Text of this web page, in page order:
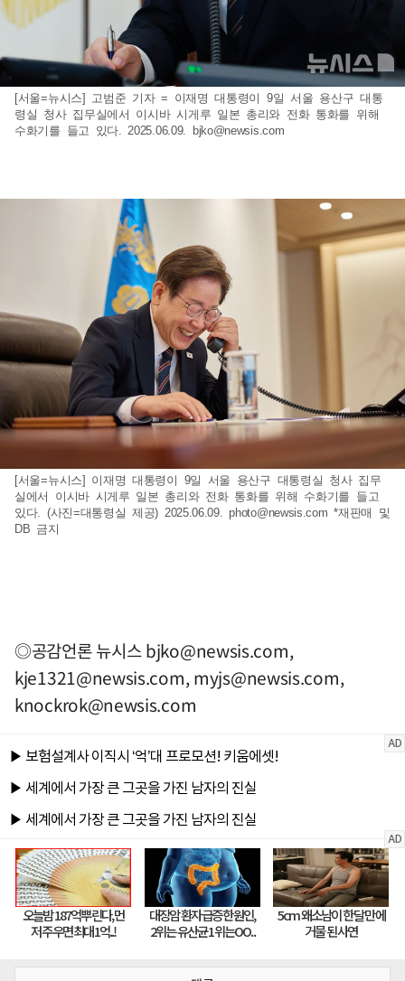
[서울=뉴시스] 고범준 기자 = 이재명 대통령이 9일 서울 용산구 대통
령실 청사 집무실에서 이시바 시게루 일본 총리와 전화 통화를 위해
수화기를 들고 있다. 2025.06.09.
bjko@newsis.com
[서울=뉴시스] 이재명 대통령이 9일 서울 용산구 대통령실 청사 집무
실에서 이시바 시게루 일본 총리와 전화 통화를 위해 수화기를 들고
있다. (사진=대통령실 제공) 2025.06.09.photo@newsis.com *재판매 및
DB 금지
◎공감언론 뉴시스bjko@newsis.com,
kje1321@newsis.com,myjs@newsis.com,
knockrok@newsis.com